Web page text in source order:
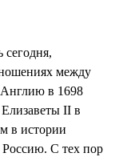
сегодня,
между
в 1698
II в
в истории
С тех пор